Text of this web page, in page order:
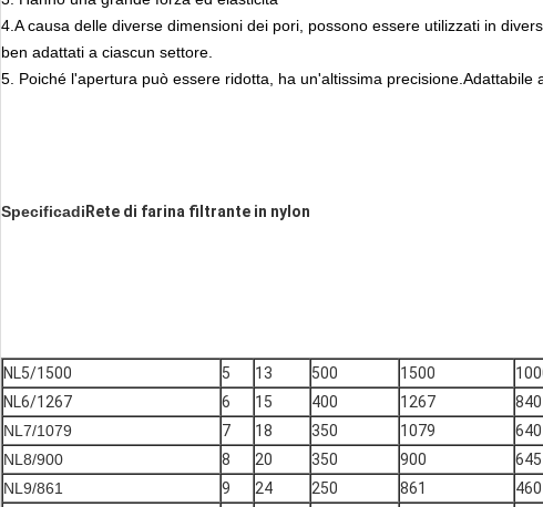
4. A causa delle diverse dimensioni dei pori, possono essere utilizzati in
ben adattati a ciascun settore.
5. Poiché l'apertura può essere ridotta, ha un'altissima precisione.Adattabile
Specificadi Rete di farina filtrante in nylon
NL5/1500 5 13 500 1500
NL6/1267
6 15 400 1267 840
NL7/1079
7 18 350 1079 640
NL8/900
8 20 350 900 645
NL9/861
9 24 250 861 460